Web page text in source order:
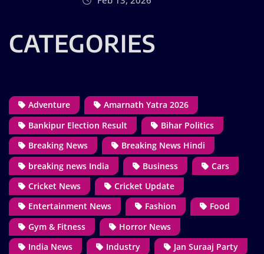
CATEGORIES
Adventure
Amarnath Yatra 2026
Bankipur Election Result
Bihar Politics
Breaking News
Breaking News Hindi
breaking news India
Business
Cars
Cricket News
Cricket Update
Entertainment News
Fashion
Food
Gym & Fitness
Horror News
India News
Industry
Jan Suraaj Party